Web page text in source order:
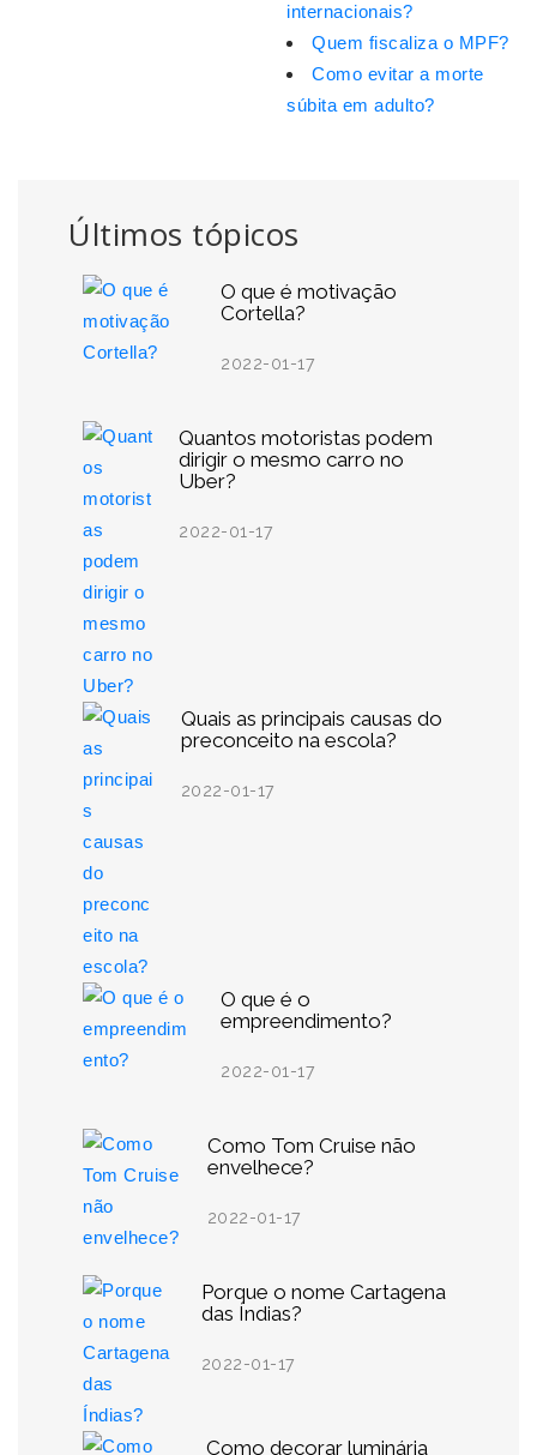
Últimos tópicos
O que é motivação
Cortella?
2022-01-17
Quantos motoristas podem
dirigir o mesmo carro no
Uber?
2022-01-17
Quais as principais causas do
preconceito na escola?
2022-01-17
O que é o
empreendimento?
2022-01-17
Como Tom Cruise não
envelhece?
2022-01-17
Porque o nome Cartagena
das Índias?
2022-01-17
Como decorar luminária
internacionais?
Quem fiscaliza o MPF?
Como evitar a morte
súbita em adulto?